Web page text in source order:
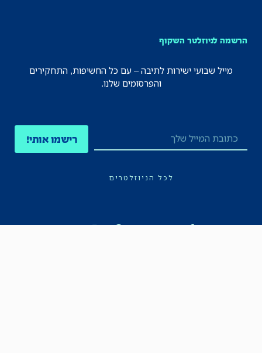
הרשמה לניוזלטר השקוף
מייל שבועי ישירות לתיבה – עם כל החשיפות, התחקירים
והפרסומים שלנו.
רישמו אותי!
לכל הניוזלטרים